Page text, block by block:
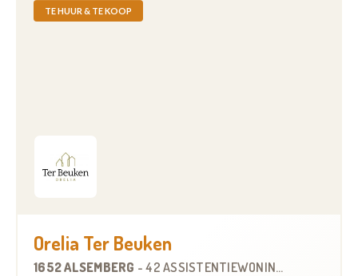
TE HUUR & TE KOOP
Orelia Ter Beuken
1652 ALSEMBERG -42 ASSISTENTIEWONINGEN